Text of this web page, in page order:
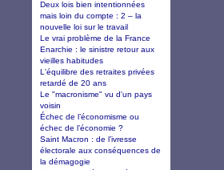
Deux lois bien intentionnées
mais loin du compte : 2 – la
nouvelle loi sur le travail
Le vrai problème de la France
Enarchie : le sinistre retour aux
vieilles habitudes
L'équilibre des retraites privées
retardé de 20 ans
Le "macronisme" vu d'un pays
voisin
Échec de l’économisme ou
échec de l’économie ?
Saint Macron : de l’ivresse
électorale aux conséquences de
la démagogie